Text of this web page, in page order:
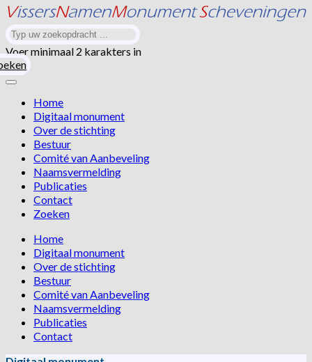
Voer minimaal 2 karakters in
Home
Digitaal monument
Over de stichting
Bestuur
Comité van Aanbeveling
Naamsvermelding
Publicaties
Contact
Zoeken
Home
Digitaal monument
Over de stichting
Bestuur
Comité van Aanbeveling
Naamsvermelding
Publicaties
Contact